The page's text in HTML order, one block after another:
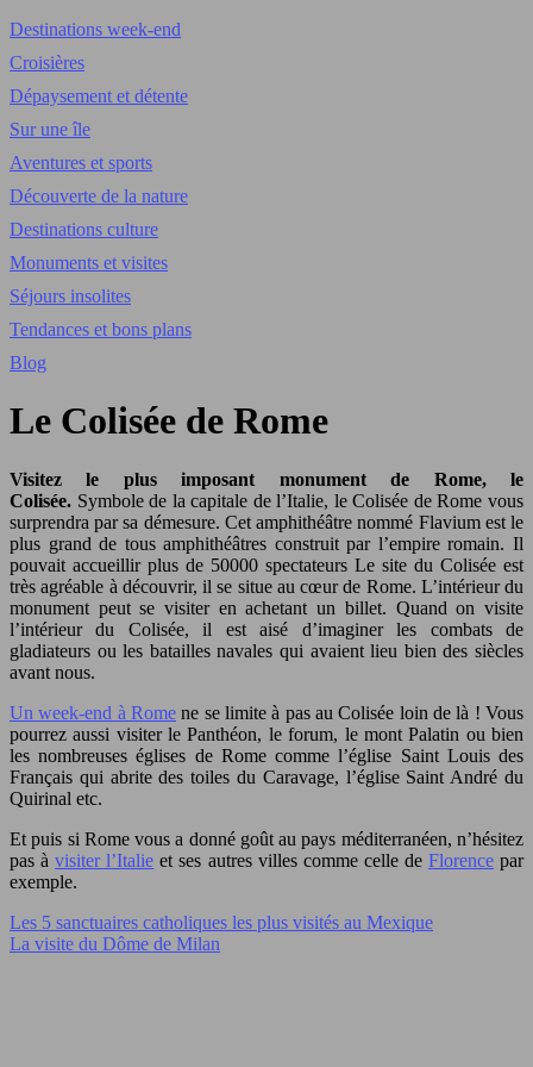
Destinations week-end
Croisières
Dépaysement et détente
Sur une île
Aventures et sports
Découverte de la nature
Destinations culture
Monuments et visites
Séjours insolites
Tendances et bons plans
Blog
Le Colisée de Rome
Visitez le plus imposant monument de Rome, le
Colisée. Symbole de la capitale de l’Italie, le Colisée de Rome vous
surprendra par sa démesure. Cet amphithéâtre nommé Flavium est le
plus grand de tous amphithéâtres construit par l’empire romain. Il
pouvait accueillir plus de 50000 spectateurs Le site du Colisée est
très agréable à découvrir, il se situe au cœur de Rome. L’intérieur du
monument peut se visiter en achetant un billet. Quand on visite
l’intérieur du Colisée, il est aisé d’imaginer les combats de
gladiateurs ou les batailles navales qui avaient lieu bien des siècles
avant nous.
Un week-end à Rome ne se limite à pas au Colisée loin de là ! Vous
pourrez aussi visiter le Panthéon, le forum, le mont Palatin ou bien
les nombreuses églises de Rome comme l’église Saint Louis des
Français qui abrite des toiles du Caravage, l’église Saint André du
Quirinal etc.
Et puis si Rome vous a donné goût au pays méditerranéen, n’hésitez
pas àvisiter l’Italie et ses autres villes comme celle de Florencepar
exemple.
Les 5 sanctuaires catholiques les plus visités au Mexique
La visite du Dôme de Milan